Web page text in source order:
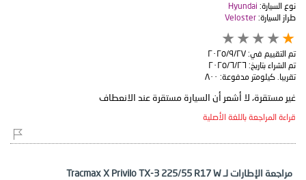
نوع السيارة: Hyundai
طراز السيارة: Veloster
تم التقييم في: ٢٧‏/٩‏/٢٠٢٥
تم الشراء بتاريخ: ٢٦‏/٦‏/٢٠٢٥
تقريبا. كيلومتر مدفوعة: ٨٠٠
غير مستقرة، لا أشعر أن السيارة مستقرة عند الانعطاف
قراءة المراجعة باللغة الأصلية
مراجعة الإطارات لـ Tracmax X Privilo TX-3 225/55 R17 W